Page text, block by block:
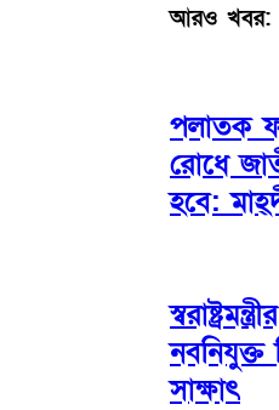
আরও খবর:
পলাতক
রোধে
হবে:
সাক্ষাৎ